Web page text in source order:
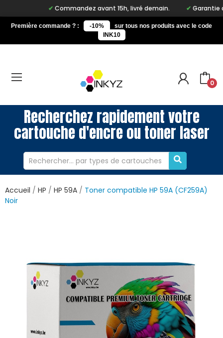
Commandez avant 15h, livré demain. Garantie à
Première commande ? : -10%
sur tous nos produits avec le code
INK10
0
Recherchez rapidement votre
cartouche d'encre ou toner laser
Accueil HP HP 59A
Toner compatible HP 59A (CF259A)
Noir